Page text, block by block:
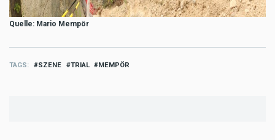
Quelle: Mario Mempör
TAGS SZENE TRIAL MEMPÖR